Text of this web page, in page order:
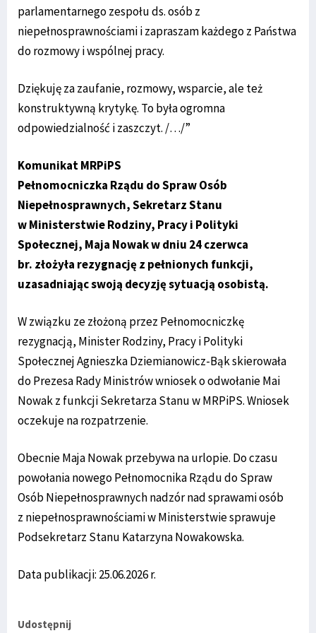
parlamentarnego zespołu ds. osób z
niepełnosprawnościami i zapraszam każdego z Państwa
do rozmowy i wspólnej pracy.
Dziękuję za zaufanie, rozmowy, wsparcie, ale też
konstruktywną krytykę. To była ogromna
odpowiedzialność i zaszczyt. /…/”
Komunikat MRPiPS
Pełnomocniczka Rządu do Spraw Osób
Niepełnosprawnych, Sekretarz Stanu
w Ministerstwie Rodziny, Pracy i Polityki
Społecznej, Maja Nowak w dniu 24 czerwca
br. złożyła rezygnację z pełnionych funkcji,
uzasadniając swoją decyzję sytuacją osobistą.
W związku ze złożoną przez Pełnomocniczkę
rezygnacją, Minister Rodziny, Pracy i Polityki
Społecznej Agnieszka Dziemianowicz-Bąk skierowała
do Prezesa Rady Ministrów wniosek o odwołanie Mai
Nowak z funkcji Sekretarza Stanu w MRPiPS. Wniosek
oczekuje na rozpatrzenie.
Obecnie Maja Nowak przebywa na urlopie. Do czasu
powołania nowego Pełnomocnika Rządu do Spraw
Osób Niepełnosprawnych nadzór nad sprawami osób
z niepełnosprawnościami w Ministerstwie sprawuje
Podsekretarz Stanu Katarzyna Nowakowska.
Data publikacji: 25.06.2026 r.
Udostępnij